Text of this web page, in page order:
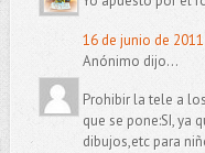
16 de junio de
Anónimo dijo...
Prohibir la tele a
que se pone:SI, ya
dibujos,etc para